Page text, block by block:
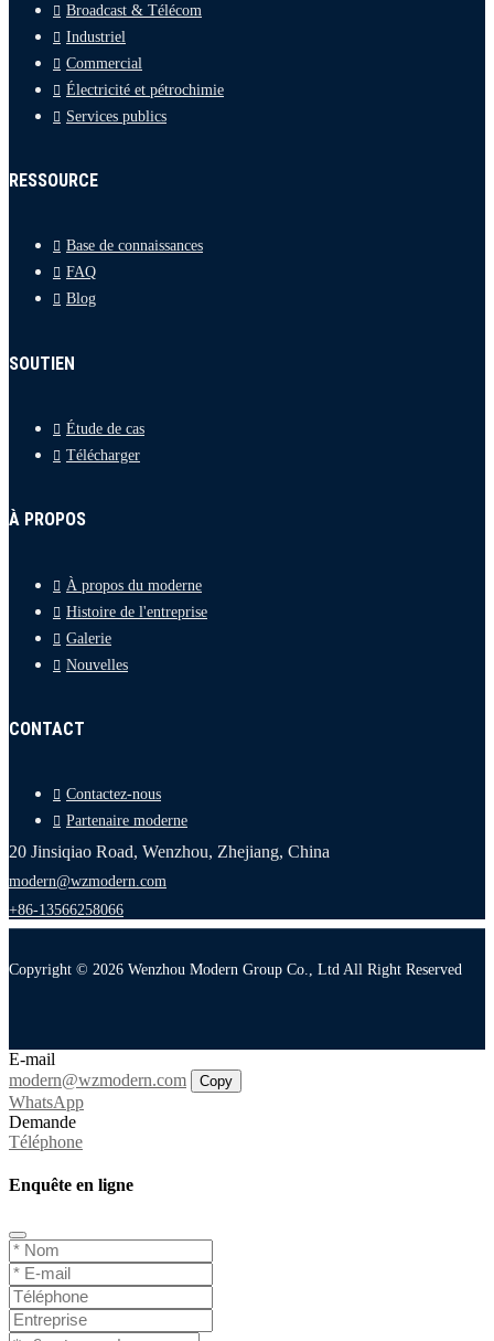
Broadcast & Télécom
Industriel
Commercial
Électricité et pétrochimie
Services publics
RESSOURCE
Base de connaissances
FAQ
Blog
SOUTIEN
Étude de cas
Télécharger
À PROPOS
À propos du moderne
Histoire de l'entreprise
Galerie
Nouvelles
CONTACT
Contactez-nous
Partenaire moderne
20 Jinsiqiao Road, Wenzhou, Zhejiang, China
modern@wzmodern.com
+86-13566258066
Copyright © 2026 Wenzhou Modern Group Co., Ltd All Right Reserved
E-mail
modern@wzmodern.com
Copy
WhatsApp
Demande
Téléphone
Enquête en ligne